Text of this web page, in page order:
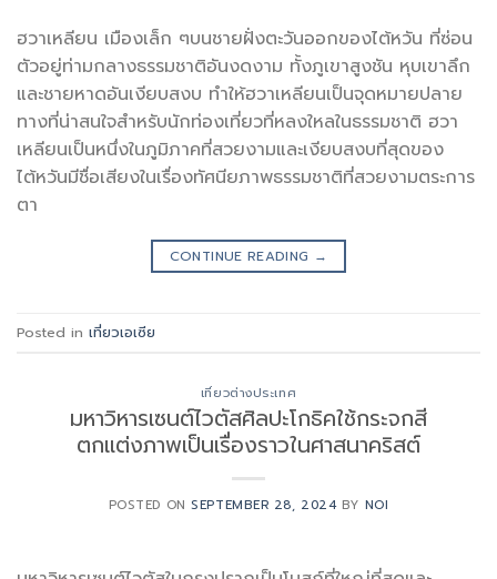
ฮวาเหลียน เมืองเล็ก ๆบนชายฝั่งตะวันออกของไต้หวัน ที่ซ่อน
ตัวอยู่ท่ามกลางธรรมชาติอันงดงาม ทั้งภูเขาสูงชัน หุบเขาลึก
และชายหาดอันเงียบสงบ ทำให้ฮวาเหลียนเป็นจุดหมายปลาย
ทางที่น่าสนใจสำหรับนักท่องเที่ยวที่หลงใหลในธรรมชาติ ฮวา
เหลียนเป็นหนึ่งในภูมิภาคที่สวยงามและเงียบสงบที่สุดของ
ไต้หวันมีชื่อเสียงในเรื่องทัศนียภาพธรรมชาติที่สวยงามตระการ
ตา
CONTINUE READING →
Posted in เที่ยวเอเซีย
เที่ยวต่างประเทศ
มหาวิหารเซนต์ไวตัสศิลปะโกธิคใช้กระจกสี
ตกแต่งภาพเป็นเรื่องราวในศาสนาคริสต์
POSTED ONSEPTEMBER 28, 2024 BY NOI